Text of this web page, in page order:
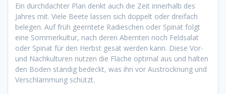
Ein durchdachter Plan denkt auch die Zeit innerhalb des
Jahres mit. Viele Beete lassen sich doppelt oder dreifach
belegen. Auf früh geerntete Radieschen oder Spinat folgt
eine Sommerkultur, nach deren Abernten noch Feldsalat
oder Spinat für den Herbst gesät werden kann. Diese Vor-
und Nachkulturen nutzen die Fläche optimal aus und halten
den Boden ständig bedeckt, was ihn vor Austrocknung und
Verschlämmung schützt.